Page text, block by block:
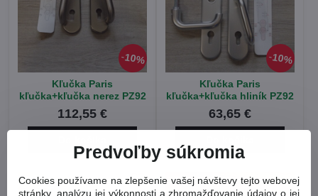
10%
Kľučka Paris
kľučka+kľučka nerez PZ92
112,55 €
10%
Kľučka Paris
kľučka+kľučka hliník PZ92
63,65 €
Predvoľby súkromia
Cookies používame na zlepšenie vašej návštevy tejto webovej
stránky, analýzu jej výkonnosti a zhromažďovanie údajov o jej